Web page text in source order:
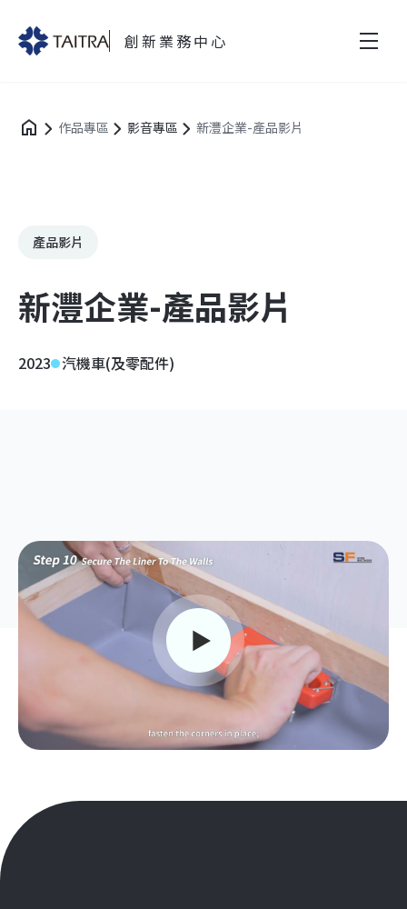
創新業務中心
作品專區 影音專區 新灃企業-產品影片
產品影片
新灃企業-產品影片
2023 汽機車(及零配件)